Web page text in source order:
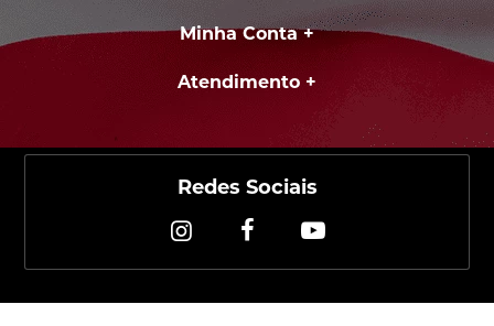
Minha Conta
Atendimento
Redes Sociais